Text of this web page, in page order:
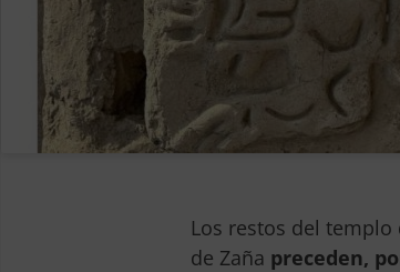
Los restos del
de Zaña preceden,